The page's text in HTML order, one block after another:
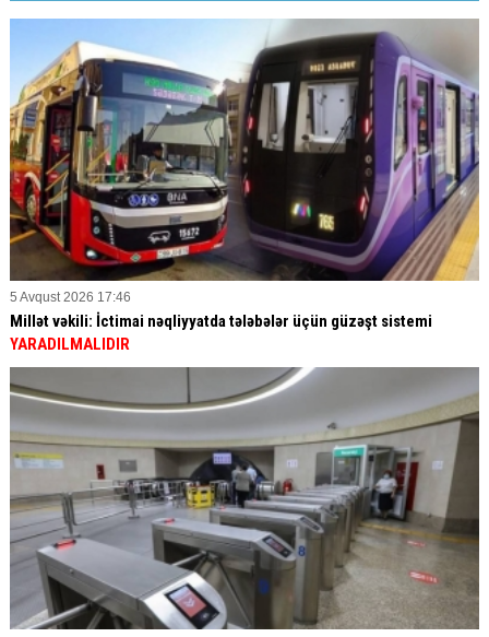
5 Avqust 2026 17:46
Millət vəkili: İctimai nəqliyyatda tələbələr üçün güzəşt sistemi
YARADILMALIDIR